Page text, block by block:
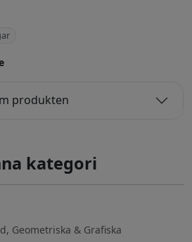
produkten
kategori
Geometriska & Grafiska